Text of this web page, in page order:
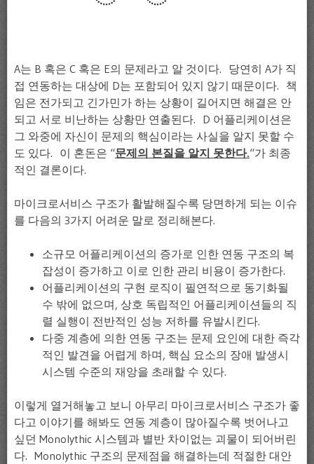
A는 B 혹은 C 혹은 E의 문제라고 알 것이다. 당연히 A가 직
접 연동하는 대상에 D는 포함되어 있지 않기 때문이다. 책
임은 전가되고 긴가민가 하는 상황이 길어지면 해결은 안
되고 서로 비난하는 상황만 연출된다. D 어플리케이션은
그 와중에 자신이 문제의 핵심이라는 사실을 알지 못할 수
도 있다. 이 혼돈은 “문제의 본질을 알지 못한다.“가 최종
적인 결론이다.
마이크로서비스 구조가 활발해질수록 당면하게 되는 이슈
를 다음의 3가지 어려운 말로 정리해본다.
소규모 어플리케이션의 증가로 인한 연동 구조의 복
잡성이 증가하고 이로 인한 관리 비용이 증가한다.
어플리케이션의 구현 로직이 필연적으로 동기화될
수 밖에 없으며, 상호 독립적인 어플리케이션들의 직
렬 실행이 전반적인 성능 저하를 유발시킨다.
다중 계층에 의한 연동 구조는 문제 요인에 대한 즉각
적인 발견을 어렵게 하며, 핵심 요소의 장애 발생시
시스템 수준의 재앙을 초래할 수 있다.
이렇게 열거해놓고 보니 아무리 마이크로서비스 구조가 좋
다고 이야기를 해봐도 연동 계층이 많아질수록 벗어나고
싶던 Monolythic 시스템과 별반 차이없는 괴물이 되어버린
다. Monolythic 구조의 문제점을 해결하는데 적절한 대안